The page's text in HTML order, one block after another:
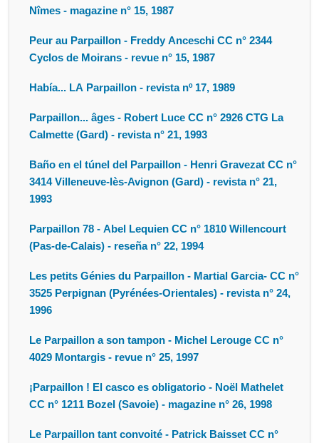
Nîmes - magazine n° 15, 1987
Peur au Parpaillon - Freddy Anceschi CC n° 2344
Cyclos de Moirans - revue n° 15, 1987
Había... LA Parpaillon - revista nº 17, 1989
Parpaillon... âges - Robert Luce CC n° 2926 CTG La
Calmette (Gard) - revista n° 21, 1993
Baño en el túnel del Parpaillon - Henri Gravezat CC n°
3414 Villeneuve-lès-Avignon (Gard) - revista n° 21,
1993
Parpaillon 78 - Abel Lequien CC n° 1810 Willencourt
(Pas-de-Calais) - reseña n° 22, 1994
Les petits Génies du Parpaillon - Martial Garcia- CC n°
3525 Perpignan (Pyrénées-Orientales) - revista n° 24,
1996
Le Parpaillon a son tampon - Michel Lerouge CC n°
4029 Montargis - revue n° 25, 1997
¡Parpaillon ! El casco es obligatorio - Noël Mathelet
CC n° 1211 Bozel (Savoie) - magazine n° 26, 1998
Le Parpaillon tant convoité - Patrick Baisset CC n°